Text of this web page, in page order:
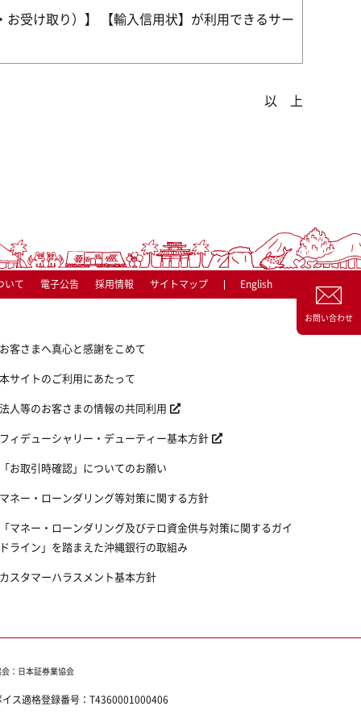
受け取り）】 【輸入信用状】が利用できるサー
以 上
いて 電子公告 採用情報 サイトマップ English
お問い合わせ
お客さまへ真心と感謝をこめて
本サイトのご利用にあたって
法人等のお客さまの情報の共同利用
フィデューシャリー・デューティー基本方針
「お取引時確認」についてのお願い
マネー・ローンダリング等対策に関する方針
「マネー・ローンダリング及びテロ資金供与対策に関するガイ
ドライン」を踏まえた沖縄銀行の取組み
カスタマーハラスメント基本方針
：日本証券業協会
ス適格登録番号： T4360001000406